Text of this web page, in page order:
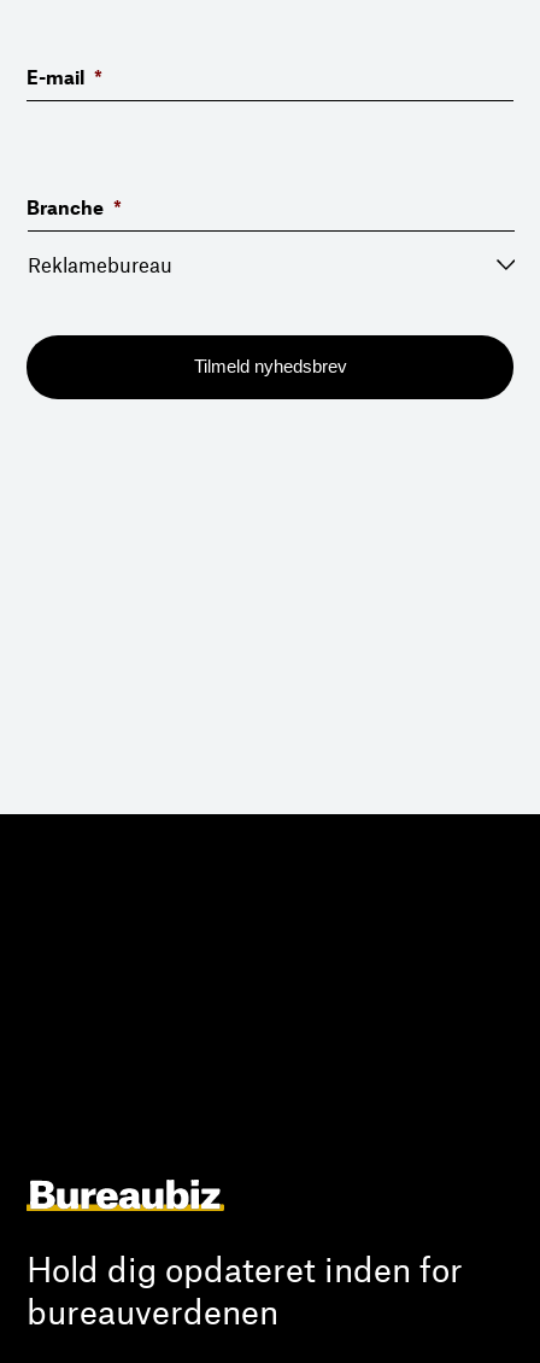
E-mail *
Branche *
Hold dig opdateret inden for
bureauverdenen